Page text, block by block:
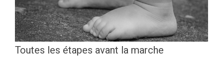
Toutes les étapes avant la marche